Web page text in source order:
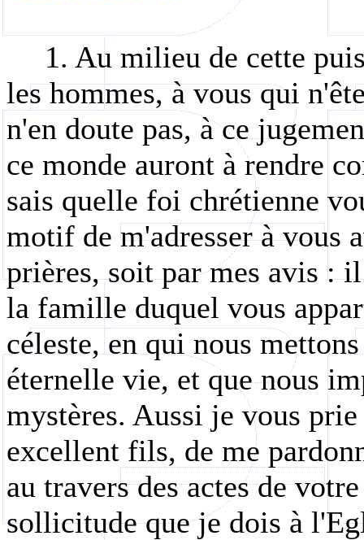
1. Au milieu de cette
les hommes, à vous qui
n'en doute pas, à ce
ce monde auront à rendre
sais quelle foi chrétienne
motif de m'adresser à vous
prières, soit par mes avis :
la famille duquel vous
céleste, en qui nous
éternelle vie, et que nous
mystères. Aussi je vous
excellent fils, de me
au travers des actes de
sollicitude que je dois à